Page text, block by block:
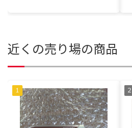
近くの売り場の商品